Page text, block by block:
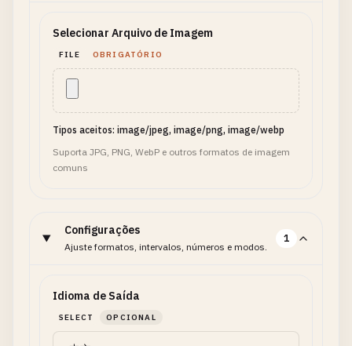
Selecionar Arquivo de Imagem
FILE OBRIGATÓRIO
Tipos aceitos: image/jpeg, image/png, image/webp
Suporta JPG, PNG, WebP e outros formatos de imagem
comuns
Configurações
Ajuste formatos, intervalos, números e modos.
1
Idioma de Saída
SELECT OPCIONAL